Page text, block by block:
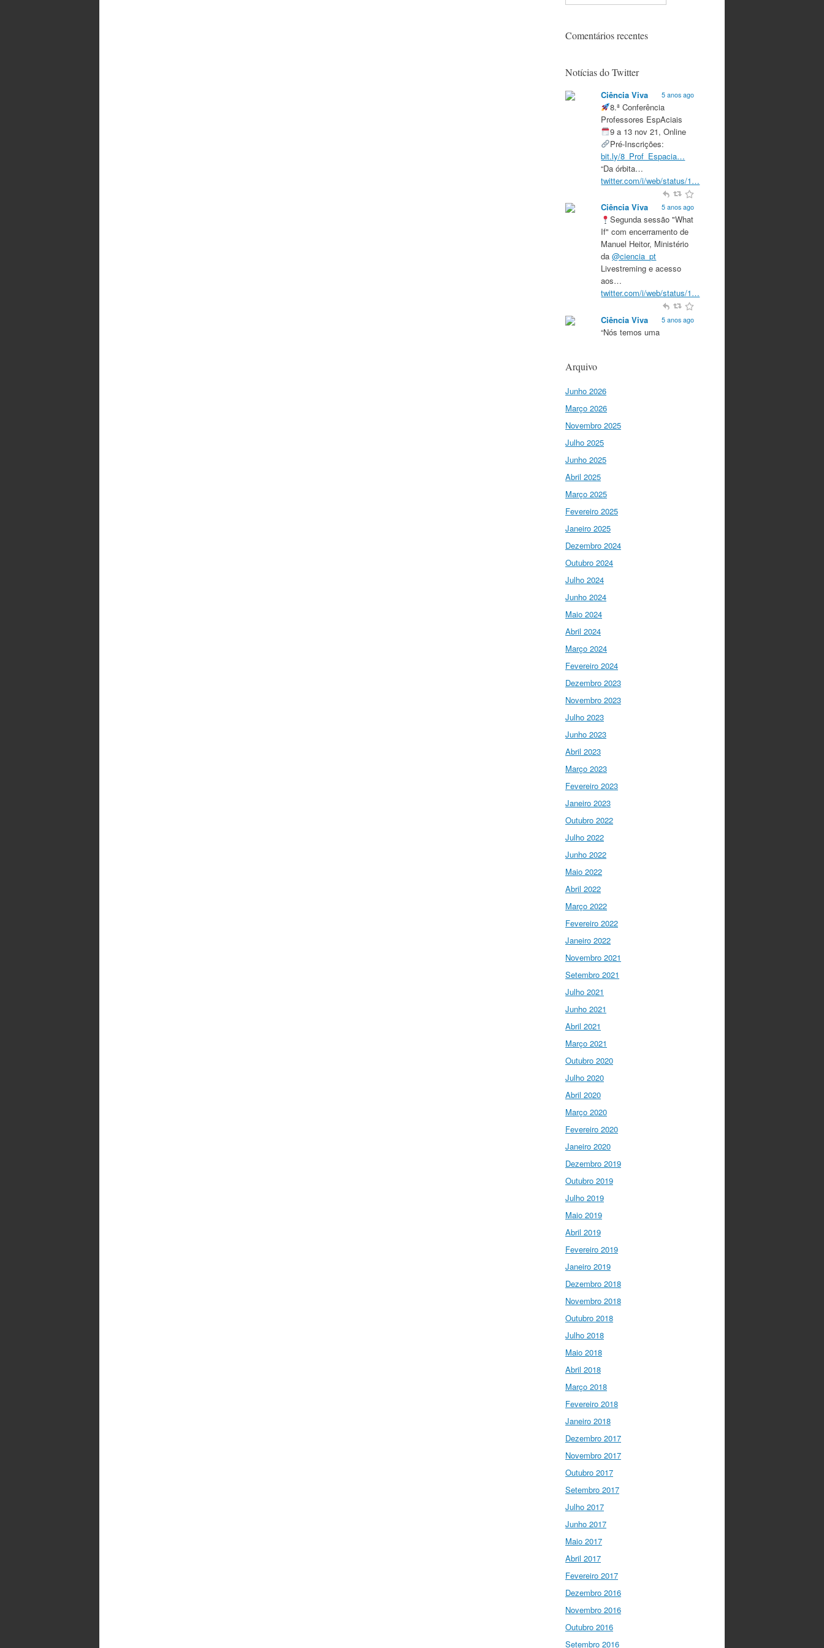
Comentários recentes
Notícias do Twitter
Ciência Viva 5 anos ago
8.ª Conferência
Professores EspAciais
9 a 13 nov 21, Online
Pré-Inscrições:
bit.ly/8_Prof_Espacia…
“Da órbita…
twitter.com/i/web/status/1…
Ciência Viva 5 anos ago
Segunda sessão "What
If" com encerramento de
Manuel Heitor, Ministério
da@ciencia_pt
Livestreming e acesso
aos…
twitter.com/i/web/status/1…
Ciência Viva 5 anos ago
“Nós temos uma
conseguimos criar…
twitter.com/i/web/status/1…
Ciência Viva
“O que nos distingue de
outros locais é a nossa
em três valores:
twitter.com/i/web/status/1…
Ciência Viva
Ministério da Ciência foi o
momento fundamental
para a mudança do
par…
I Gulbenkian Ciência
Fantastic
closing up of
week with a talk about
"Communicating at the
Speed of Science" with
the…
Ciência Viva
"Hoje fazemos parte de
equipas europeias
multidisciplinares que têm
resolução de problemas
mun…
twitter.com/i/web/status/1…
“O impacto dos jovens
investigadores, como eu,
na sociedade é hoje
muito visível nas
empresas. Já não
twitter.com/i/web/status/1…
Ciência Viva
científica no futuro da
Europa em direto do
@CCVBraganca
Acompanhe li…
I Gulbenkian Ciência
Great honor
to have
appointed
@ERC_Research
@IGCiencia
twitter.com/i/web/status/1…
Arquivo
Junho 2026
Março 2026
Novembro 2025
Julho 2025
Junho 2025
Abril 2025
Março 2025
Fevereiro 2025
Janeiro 2025
Dezembro 2024
Outubro 2024
Julho 2024
Junho 2024
Maio 2024
Abril 2024
Março 2024
Fevereiro 2024
Dezembro 2023
Novembro 2023
Julho 2023
Junho 2023
Abril 2023
Março 2023
Fevereiro 2023
Janeiro 2023
Outubro 2022
Julho 2022
Junho 2022
Maio 2022
Abril 2022
Março 2022
Fevereiro 2022
Janeiro 2022
Novembro 2021
Setembro 2021
Julho 2021
Junho 2021
Abril 2021
Março 2021
Outubro 2020
Julho 2020
Abril 2020
Março 2020
Fevereiro 2020
Janeiro 2020
Dezembro 2019
Outubro 2019
Julho 2019
Maio 2019
Abril 2019
Fevereiro 2019
Janeiro 2019
Dezembro 2018
Novembro 2018
Outubro 2018
Julho 2018
Maio 2018
Abril 2018
Março 2018
Fevereiro 2018
Janeiro 2018
Dezembro 2017
Novembro 2017
Outubro 2017
Setembro 2017
Julho 2017
Junho 2017
Maio 2017
Abril 2017
Fevereiro 2017
Dezembro 2016
Novembro 2016
Outubro 2016
Setembro 2016